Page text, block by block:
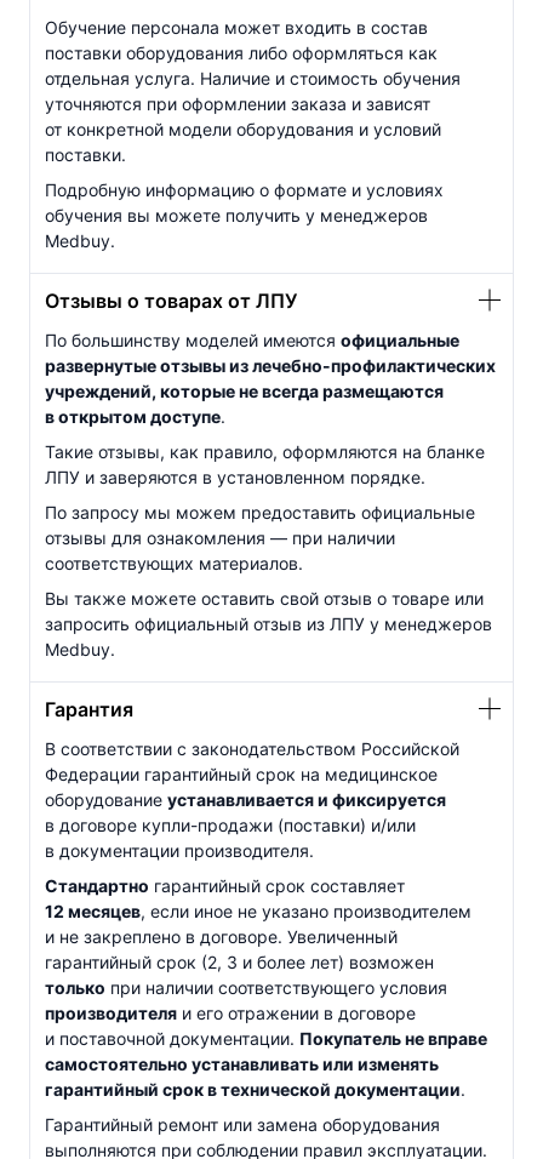
Обучение персонала может входить в состав
поставки оборудования либо оформляться как
отдельная услуга. Наличие и стоимость обучения
уточняются при оформлении заказа и зависят
от конкретной модели оборудования и условий
поставки.
Подробную информацию о формате и условиях
обучения вы можете получить у менеджеров
Medbuy.
Отзывы о товарах от ЛПУ
По большинству моделей имеются официальные
развернутые отзывы излечебно-профилактических
учреждений, которые не всегда размещаются
в открытом доступе.
Такие отзывы, как правило, оформляются на бланке
ЛПУ и заверяются в установленном порядке.
По запросу мы можем предоставить официальные
отзывы для ознакомления — при наличии
соответствующих материалов.
Вы также можете оставить свой отзыв о товаре или
запросить официальный отзыв из ЛПУ у менеджеров
Medbuy.
Гарантия
В соответствии с законодательством Российской
Федерации гарантийный срок на медицинское
оборудование устанавливается и фиксируется
в договоре купли-продажи (поставки) и/или
в документации производителя.
Стандартно гарантийный срок составляет
12 месяцев, если иное не указано производителем
и не закреплено в договоре. Увеличенный
гарантийный срок (2, 3 и более лет) возможен
только при наличии соответствующего условия
производителя и его отражении в договоре
и поставочной документации. Покупатель не вправе
самостоятельно устанавливать или изменять
гарантийный срок в технической документации.
Гарантийный ремонт или замена оборудования
выполняются при соблюдении правил эксплуатации.